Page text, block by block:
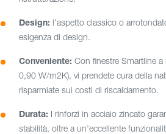
Design: l’aspetto classico o
esigenza di design.
Conveniente: Con finestre Smartline
0,90 W/m2K), vi prendete cura della
risparmiate sui costi di riscaldamento.
Durata: I rinforzi in acciaio zincato
stabilità, oltre a un’eccellente